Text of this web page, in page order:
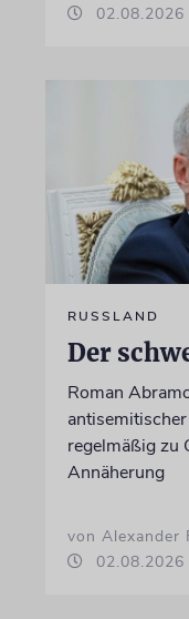
02.08.2026
RUSSLAND
Der
Roman
regelmäßig zu
Annäherung
von Alexander
02.08.2026